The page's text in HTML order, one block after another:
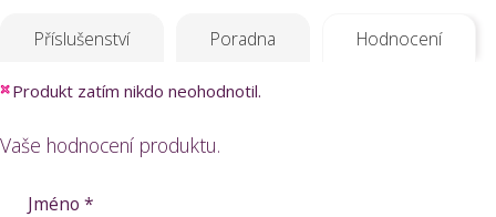
Příslušenství Poradna Hodnocení
Produkt zatím nikdo neohodnotil.
Vaše hodnocení produktu.
Jméno *